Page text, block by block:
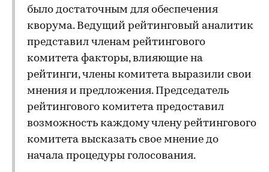
было достаточным для обеспечения
кворума. Ведущий рейтинговый аналитик
представил членам рейтингового
комитета факторы, влияющие на
рейтинги, члены комитета выразили свои
мнения и предложения. Председатель
рейтингового комитета предоставил
возможность каждому члену рейтингового
комитета высказать свое мнение до
начала процедуры голосования.